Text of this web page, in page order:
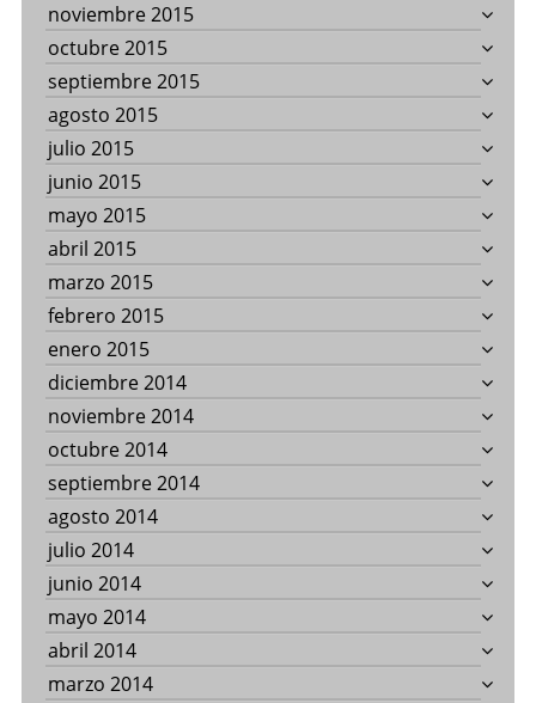
noviembre 2015
octubre 2015
septiembre 2015
agosto 2015
julio 2015
junio 2015
mayo 2015
abril 2015
marzo 2015
febrero 2015
enero 2015
diciembre 2014
noviembre 2014
octubre 2014
septiembre 2014
agosto 2014
julio 2014
junio 2014
mayo 2014
abril 2014
marzo 2014